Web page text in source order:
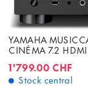
YAMAHA
CINÉMA 7.2
1'799.00 CHF
Stock central